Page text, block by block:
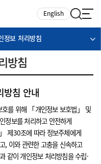
English
정보 처리방침
방침
방침 안내
호를 위해 「개인정보 보호법」 및
정보를 처리하고 안전하게
제30조에 따라 정보주체에게
, 이와 관련한 고충을 신속하고
같이 개인정보 처리방침을 수립·